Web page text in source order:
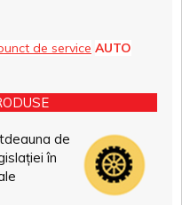
de service AUTO
de
în